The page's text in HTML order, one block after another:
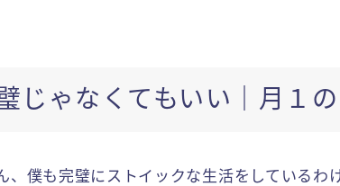
じゃなくてもいい｜月１
、僕も完璧にストイックな生活をしているわ